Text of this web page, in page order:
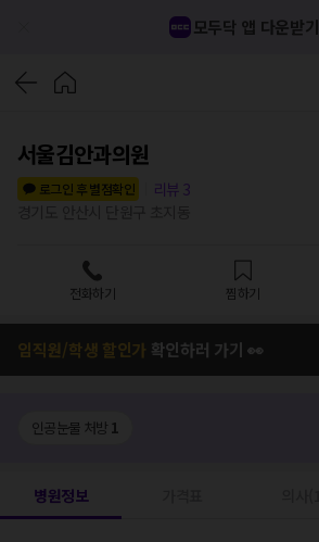
모두닥 앱 다운받기
서울김안과의원
로그인 후 별점확인
리뷰 3
전화하기 찜하기
임직원/학생 할인가 확인하러 가기 👀
인공눈물 처방 1
병원정보